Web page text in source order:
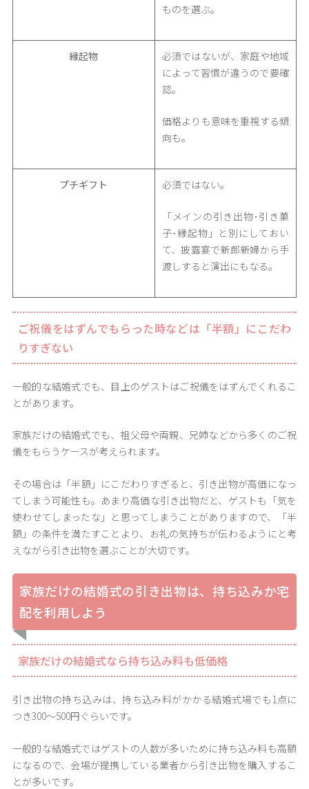
ものを選ぶ。
縁起物
必須ではないが、家庭や地域
によって習慣が違うので要確
認。
価格よりも意味を重視する傾
向も。
プチギフト 必須ではない。
「メインの引き出物･引き菓
子･縁起物」と別にしておい
て、披露宴で新郎新婦から手
渡しすると演出にもなる。
ご祝儀をはずんでもらった時などは「半額」にこだわ
りすぎない
一般的な結婚式でも、目上のゲストはご祝儀をはずんでくれるこ
とがあります。
家族だけの結婚式でも、祖父母や両親、兄姉などから多くのご祝
儀をもらうケースが考えられます。
その場合は「半額」にこだわりすぎると、引き出物が高価になっ
てしまう可能性も。あまり高価な引き出物だと、ゲストも「気を
使わせてしまったな」と思ってしまうことがありますので、「半
額」の条件を満たすことより、お礼の気持ちが伝わるようにと考
えながら引き出物を選ぶことが大切です。
家族だけの結婚式の引き出物は、持ち込みか宅
配を利用しよう
家族だけの結婚式なら持ち込み料も低価格
引き出物の持ち込みは、持ち込み料がかかる結婚式場でも1点に
つき300～500円ぐらいです。
一般的な結婚式ではゲストの人数が多いために持ち込み料も高額
になるので、会場が提携している業者から引き出物を購入するこ
とが多いです。